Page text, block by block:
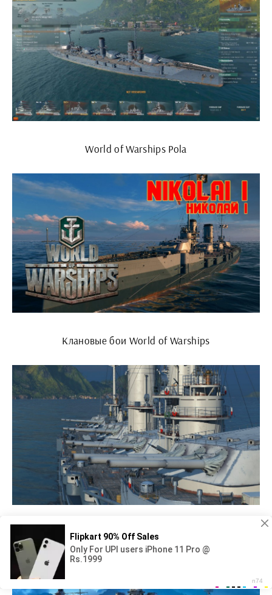
World of Warships Pola
Клановые бои World of Warships
World of Warships Аврора